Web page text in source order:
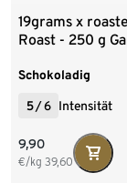
19grams x
Roast - 250 g
Schokoladig
5/6 Intensität
9,90
€/kg 39,60